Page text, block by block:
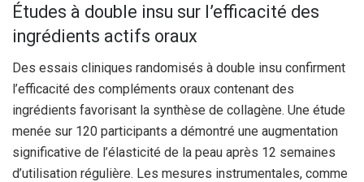
Études à double insu sur l’efficacité des
ingrédients actifs oraux
Des essais cliniques randomisés à double insu confirment
l’efficacité des compléments oraux contenant des
ingrédients favorisant la synthèse de collagène. Une étude
menée sur 120 participants a démontré une augmentation
significative de l’élasticité de la peau après 12 semaines
d’utilisation régulière. Les mesures instrumentales, comme